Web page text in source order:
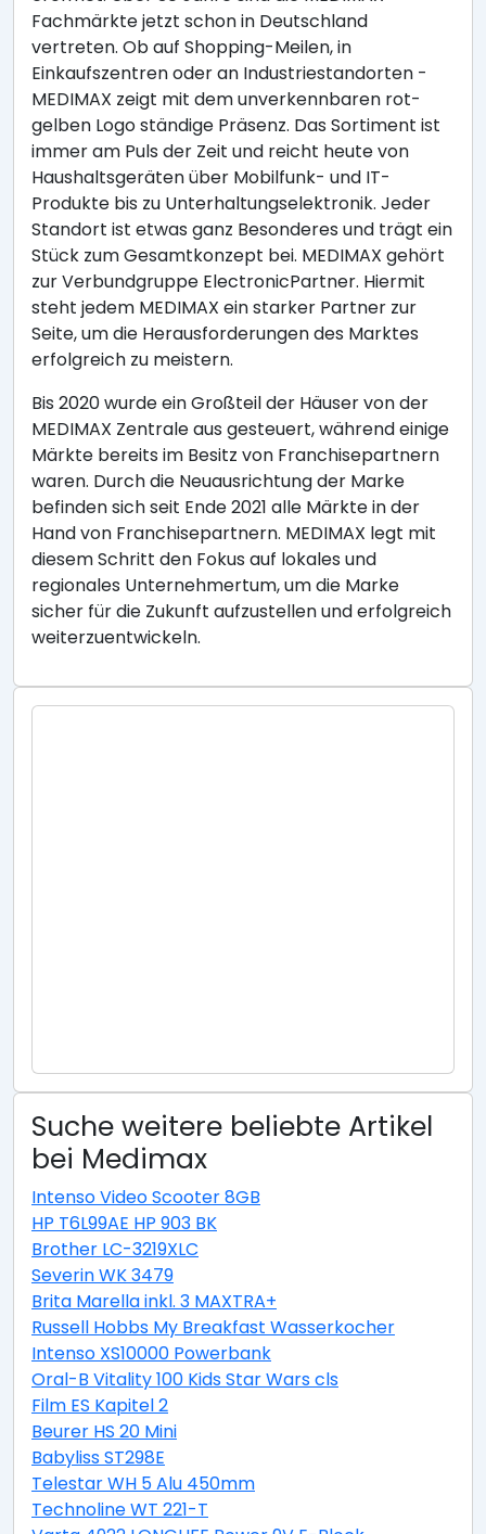
Fachmärkte jetzt schon in Deutschland
vertreten. Ob auf Shopping-Meilen, in
Einkaufszentren oder an Industriestandorten -
MEDIMAX zeigt mit dem unverkennbaren rot-
gelben Logo ständige Präsenz. Das Sortiment ist
immer am Puls der Zeit und reicht heute von
Haushaltsgeräten über Mobilfunk- und IT-
Produkte bis zu Unterhaltungselektronik. Jeder
Standort ist etwas ganz Besonderes und trägt ein
Stück zum Gesamtkonzept bei. MEDIMAX gehört
zur Verbundgruppe ElectronicPartner. Hiermit
steht jedem MEDIMAX ein starker Partner zur
Seite, um die Herausforderungen des Marktes
erfolgreich zu meistern.
Bis 2020 wurde ein Großteil der Häuser von der
MEDIMAX Zentrale aus gesteuert, während einige
Märkte bereits im Besitz von Franchisepartnern
waren. Durch die Neuausrichtung der Marke
befinden sich seit Ende 2021 alle Märkte in der
Hand von Franchisepartnern. MEDIMAX legt mit
diesem Schritt den Fokus auf lokales und
regionales Unternehmertum, um die Marke
sicher für die Zukunft aufzustellen und erfolgreich
weiterzuentwickeln.
Suche weitere beliebte Artikel
bei Medimax
Intenso Video Scooter 8GB
HP T6L99AE HP 903 BK
Brother LC-3219XLC
Severin WK 3479
Brita Marella inkl. 3 MAXTRA+
Russell Hobbs My Breakfast Wasserkocher
Intenso XS10000 Powerbank
Oral-B Vitality 100 Kids Star Wars cls
Film ES Kapitel 2
Beurer HS 20 Mini
Babyliss ST298E
Telestar WH 5 Alu 450mm
Technoline WT 221-T